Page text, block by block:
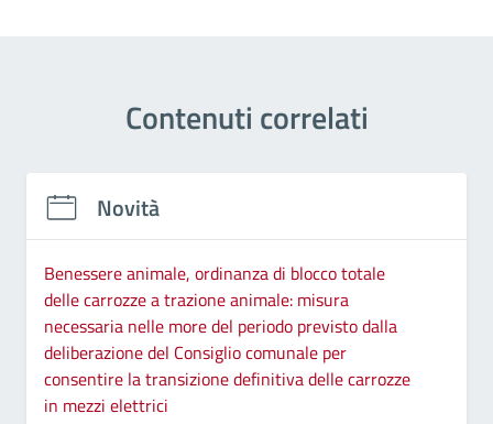
Contenuti correlati
Novità
Benessere animale, ordinanza di blocco totale
delle carrozze a trazione animale: misura
necessaria nelle more del periodo previsto dalla
deliberazione del Consiglio comunale per
consentire la transizione definitiva delle carrozze
in mezzi elettrici